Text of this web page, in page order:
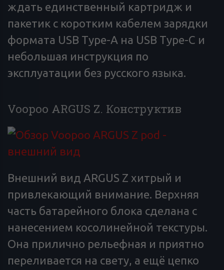
ждать единственный картридж и
пакетик с коротким кабелем зарядки
формата USB Type-A на USB Type-C и
небольшая инструкция по
эксплуатации без русского языка.
Voopoo ARGUS Z. Конструктив
Внешний вид ARGUS Z хитрый и
привлекающий внимание. Верхняя
часть батарейного блока сделана с
нанесением косолинейной текстуры.
Она прилично рельефная и приятно
переливается на свету, а ещё цепко